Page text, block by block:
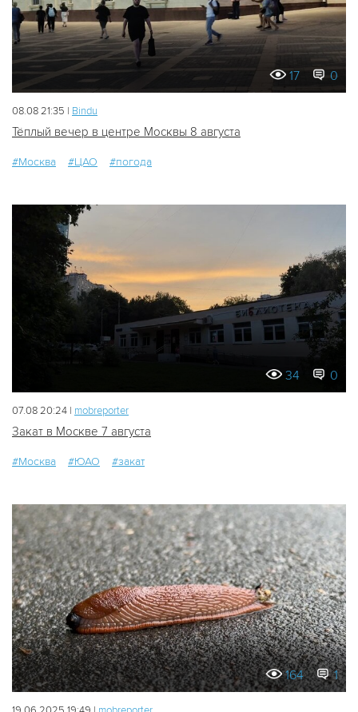
17 0
08.08 21:35 | Bindu
Тёплый вечер в центре Москвы 8 августа
#Москва #ЦАО #погода
34 0
07.08 20:24 | mobreporter
Закат в Москве 7 августа
#Москва #ЮАО #закат
164 1